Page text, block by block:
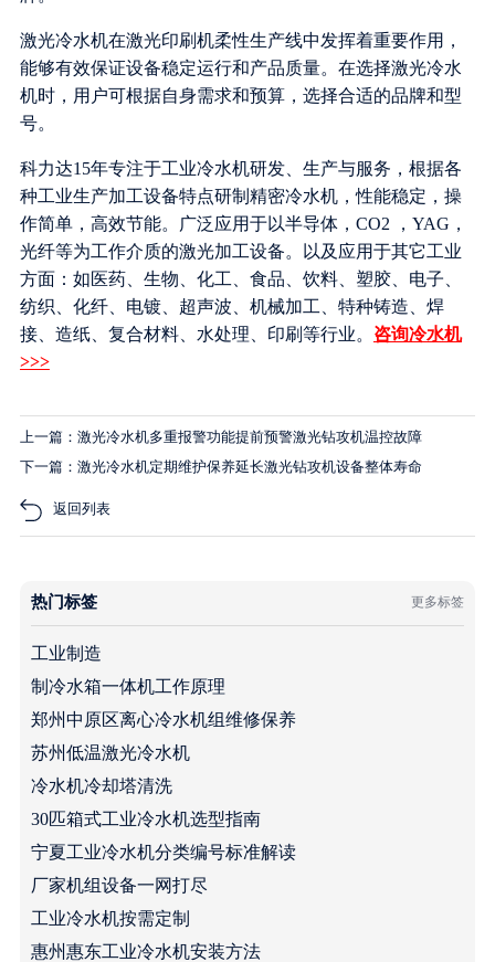
激光冷水机在激光印刷机柔性生产线中发挥着重要作用，
能够有效保证设备稳定运行和产品质量。在选择激光冷水
机时，用户可根据自身需求和预算，选择合适的品牌和型
号。
科力达15年专注于工业冷水机研发、生产与服务，根据各
种工业生产加工设备特点研制精密冷水机，性能稳定，操
作简单，高效节能。广泛应用于以半导体，CO2 ，YAG，
光纤等为工作介质的激光加工设备。以及应用于其它工业
方面：如医药、生物、化工、食品、饮料、塑胶、电子、
纺织、化纤、电镀、超声波、机械加工、特种铸造、焊
接、造纸、复合材料、水处理、印刷等行业。 咨询冷水机
>>>
上一篇：激光冷水机多重报警功能提前预警激光钻攻机温控故障
下一篇：激光冷水机定期维护保养延长激光钻攻机设备整体寿命
返回列表
热门标签 更多标签
工业制造
制冷水箱一体机工作原理
郑州中原区离心冷水机组维修保养
苏州低温激光冷水机
冷水机冷却塔清洗
30匹箱式工业冷水机选型指南
宁夏工业冷水机分类编号标准解读
厂家机组设备一网打尽
工业冷水机按需定制
惠州惠东工业冷水机安装方法